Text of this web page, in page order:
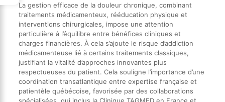
La gestion efficace de la douleur chronique, combinant
traitements médicamenteux, rééducation physique et
interventions chirurgicales, impose une attention
particulière à l’équilibre entre bénéfices cliniques et
charges financières. À cela s’ajoute le risque d’addiction
médicamenteuse lié à certains traitements classiques,
justifiant la vitalité d’approches innovantes plus
respectueuses du patient. Cela souligne l’importance d’une
coordination transatlantique entre expertise française et
patientèle québécoise, favorisée par des collaborations